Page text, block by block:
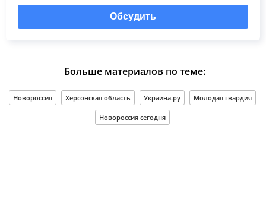
Обсудить
Больше материалов по теме:
Новороссия Херсонская область Украина.ру Молодая гвардия
Новороссия сегодня